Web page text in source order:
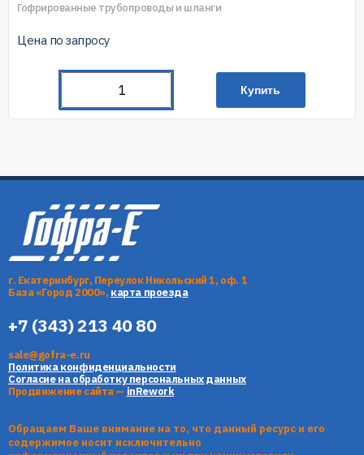
Гофрированные трубопроводы и шланги
Цена по запросу
Купить
г. Екатеринбург, Переулок Никольский 1, оф. 1
База «Город 2000», карта проезда
+7 (343) 213 40 80
sale@gofra-e.ru
Политика конфиденциальности
Согласие на обработку персональных данных
Продвижение сайта — inRework
Обращаем Ваше внимание на то, что данный ресурс и его
содержимое носит исключительно